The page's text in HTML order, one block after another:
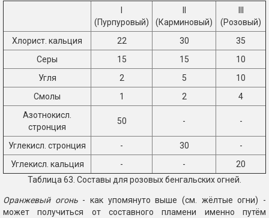
(Пурпуровый)
(Карминовый)
(Розовый)
Хлорист. кальция
22 30
35
Серы
15 15
10
Угля
2 5
10
Смолы
1 2
4
Азотнокисл.
стронция
50 - -
Углекисл. стронция - 30
-
Углекисл. кальция
- -
20
Таблица 63. Составы для розовых бенгальских огней.
Оранжевый огонь- как упомянуто выше (см. жёлтые огни) -
может получиться от составного пламени именно путём